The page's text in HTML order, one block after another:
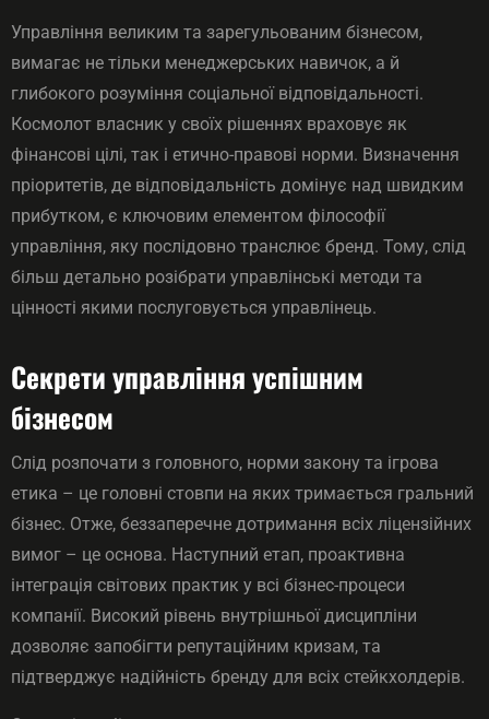
Управління великим та зарегульованим бізнесом,
вимагає не тільки менеджерських навичок, а й
глибокого розуміння соціальної відповідальності.
Космолот власник у своїх рішеннях враховує як
фінансові цілі, так і етично-правові норми. Визначення
пріоритетів, де відповідальність домінує над швидким
прибутком, є ключовим елементом філософії
управління, яку послідовно транслює бренд. Тому, слід
більш детально розібрати управлінські методи та
цінності якими послуговується управлінець.
Секрети управління успішним
бізнесом
Слід розпочати з головного, норми закону та ігрова
етика – це головні стовпи на яких тримається гральний
бізнес. Отже, беззаперечне дотримання всіх ліцензійних
вимог – це основа. Наступний етап, проактивна
інтеграція світових практик у всі бізнес-процеси
компанії. Високий рівень внутрішньої дисципліни
дозволяє запобігти репутаційним кризам, та
підтверджує надійність бренду для всіх стейкхолдерів.